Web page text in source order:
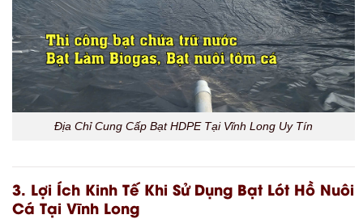
Địa Chỉ Cung Cấp Bạt HDPE Tại Vĩnh Long Uy Tín
3. Lợi Ích Kinh Tế Khi Sử Dụng Bạt Lót Hồ Nuôi
Cá Tại Vĩnh Long